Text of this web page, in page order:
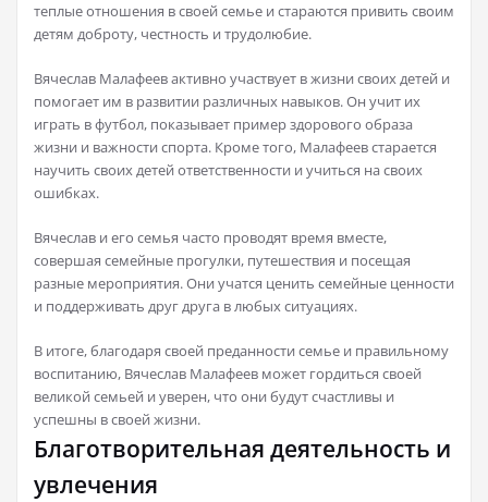
теплые отношения в своей семье и стараются привить своим
детям доброту, честность и трудолюбие.
Вячеслав Малафеев активно участвует в жизни своих детей и
помогает им в развитии различных навыков. Он учит их
играть в футбол, показывает пример здорового образа
жизни и важности спорта. Кроме того, Малафеев старается
научить своих детей ответственности и учиться на своих
ошибках.
Вячеслав и его семья часто проводят время вместе,
совершая семейные прогулки, путешествия и посещая
разные мероприятия. Они учатся ценить семейные ценности
и поддерживать друг друга в любых ситуациях.
В итоге, благодаря своей преданности семье и правильному
воспитанию, Вячеслав Малафеев может гордиться своей
великой семьей и уверен, что они будут счастливы и
успешны в своей жизни.
Благотворительная деятельность и
увлечения